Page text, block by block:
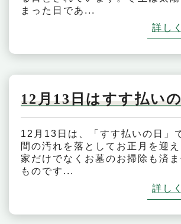
まった日であ...
詳し
12月13日はすす払い
12月13日は、「すす払いの日」
間の汚れを落としてお正月を迎え
家だけでなくお墓のお掃除も済
ものです...
詳し